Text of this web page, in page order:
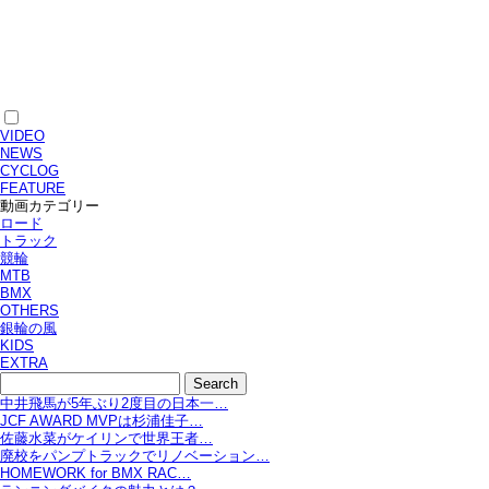
VIDEO
NEWS
CYCLOG
FEATURE
動画カテゴリー
ロード
トラック
競輪
MTB
BMX
OTHERS
銀輪の風
KIDS
EXTRA
中井飛馬が5年ぶり2度目の日本一…
JCF AWARD MVPは杉浦佳子…
佐藤水菜がケイリンで世界王者…
廃校をパンプトラックでリノベーション…
HOMEWORK for BMX RAC…